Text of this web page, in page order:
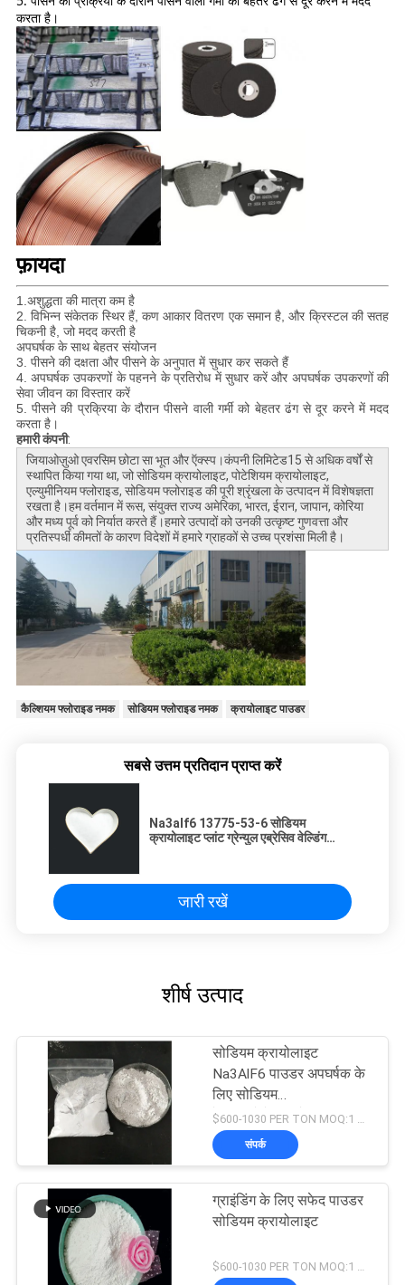
करता है।
फ़ायदा
1.अशुद्धता की मात्रा कम है
2. विभिन्न संकेतक स्थिर हैं, कण आकार वितरण एक समान है, और क्रिस्टल की सतह
चिकनी है, जो मदद करती है
अपघर्षक के साथ बेहतर संयोजन
3. पीसने की दक्षता और पीसने के अनुपात में सुधार कर सकते हैं
4. अपघर्षक उपकरणों के पहनने के प्रतिरोध में सुधार करें और अपघर्षक उपकरणों की
सेवा जीवन का विस्तार करें
5. पीसने की प्रक्रिया के दौरान पीसने वाली गर्मी को बेहतर ढंग से दूर करने में मदद
करता है।
हमारी कंपनी:
जियाओज़ुओ एवरसिम छोटा सा भूत और ऍक्स्प।कंपनी लिमिटेड15 से अधिक वर्षों से
स्थापित किया गया था, जो सोडियम क्रायोलाइट, पोटेशियम क्रायोलाइट,
एल्युमीनियम फ्लोराइड, सोडियम फ्लोराइड की पूरी श्रृंखला के उत्पादन में विशेषज्ञता
रखता है।हम वर्तमान में रूस, संयुक्त राज्य अमेरिका, भारत, ईरान, जापान, कोरिया
और मध्य पूर्व को निर्यात करते हैं।हमारे उत्पादों को उनकी उत्कृष्ट गुणवत्ता और
प्रतिस्पर्धी कीमतों के कारण विदेशों में हमारे ग्राहकों से उच्च प्रशंसा मिली है।
कैल्शियम फ्लोराइड नमक सोडियम फ्लोराइड नमक क्रायोलाइट पाउडर
सबसे उत्तम प्रतिदान प्राप्त करें
Na3alf6 13775-53-6 सोडियम
क्रायोलाइट प्लांट ग्रेन्युल एब्रेसिव वेल्डिंग
जारी रखें
शीर्ष उत्पाद
सोडियम क्रायोलाइट
Na3AlF6 पाउडर अपघर्षक के
लिए सोडियम
हेक्साफ्लोरोएलुमिनेट
$600-1030 PER TON MOQ:1 किलोग्राम
संपर्क
ग्राइंडिंग के लिए सफेद पाउडर
सोडियम क्रायोलाइट
$600-1030 PER TON MOQ:1 किलोग्राम